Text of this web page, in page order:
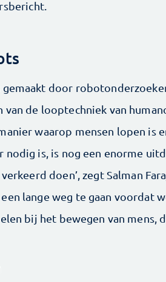
gemaakt door
de looptechniek van
waarop mensen lopen is
nodig is, is nog een enorme
doen’, zegt Salman
lange weg te gaan voordat
bij het bewegen van mens,